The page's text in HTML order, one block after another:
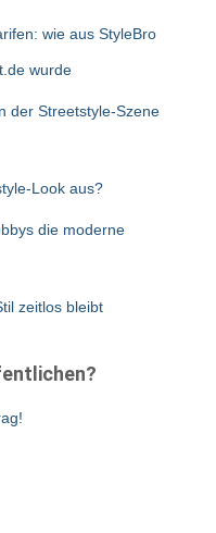
wie aus StyleBro
wurde
der Streetstyle-Szene
Look aus?
die moderne
zeitlos bleibt